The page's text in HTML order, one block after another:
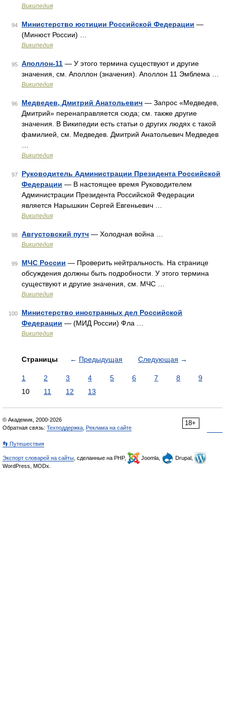
Википедия
94 Министерство юстиции Российской Федерации —
(Минюст России) …
Википедия
95 Аполлон-11 — У этого термина существуют и другие
значения, см. Аполлон (значения). Аполлон 11 Эмблема …
Википедия
96 Медведев, Дмитрий Анатольевич — Запрос «Медведев,
Дмитрий» перенаправляется сюда; см. также другие
значения. В Википедии есть статьи о других людях с такой
фамилией, см. Медведев. Дмитрий Анатольевич Медведев
Википедия
97
Руководитель Администрации Президента Российской
Федерации — В настоящее время Руководителем
Администрации Президента Российской Федерации
является Нарышкин Сергей Евгеньевич …
Википедия
98 Августовский путч — Холодная война …
Википедия
99 МЧС России — Проверить нейтральность. На странице
обсуждения должны быть подробности. У этого термина
существуют и другие значения, см. МЧС …
Википедия
100
Министерство иностранных дел Российской
Федерации — (МИД России) Фла …
Википедия
Страницы ← Предыдущая Следующая →
1 2 3 4 5 6 7 8
9
10
11 12 13
18+
© Академик, 2000-2026
Обратная связь: Техподдержка Реклама на сайте
👣 Путешествия
Экспорт словарей на сайты , сделанные на PHP, Joomla,
Drupal,
WordPress, MODx.